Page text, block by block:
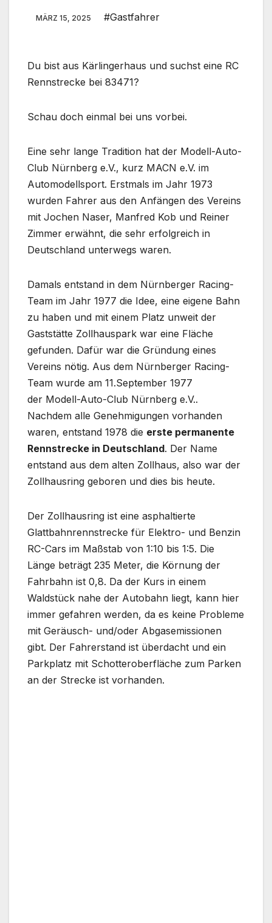
MÄRZ 15, 2025 #Gastfahrer
Du bist aus Kärlingerhaus und suchst eine RC
Rennstrecke bei 83471?
Schau doch einmal bei uns vorbei.
Eine sehr lange Tradition hat der Modell-Auto-
Club Nürnberg e.V., kurz MACN e.V. im
Automodellsport. Erstmals im Jahr 1973
wurden Fahrer aus den Anfängen des Vereins
mit Jochen Naser, Manfred Kob und Reiner
Zimmer erwähnt, die sehr erfolgreich in
Deutschland unterwegs waren.
Damals entstand in dem Nürnberger Racing-
Team im Jahr 1977 die Idee, eine eigene Bahn
zu haben und mit einem Platz unweit der
Gaststätte Zollhauspark war eine Fläche
gefunden. Dafür war die Gründung eines
Vereins nötig. Aus dem Nürnberger Racing-
Team wurde am 11.September 1977
der Modell-Auto-Club Nürnberg e.V..
Nachdem alle Genehmigungen vorhanden
waren, entstand 1978 die erste permanente
Rennstrecke in Deutschland. Der Name
entstand aus dem alten Zollhaus, also war der
Zollhausring geboren und dies bis heute.
Der Zollhausring ist eine asphaltierte
Glattbahnrennstrecke für Elektro- und Benzin
RC-Cars im Maßstab von 1:10 bis 1:5. Die
Länge beträgt 235 Meter, die Körnung der
Fahrbahn ist 0,8. Da der Kurs in einem
Waldstück nahe der Autobahn liegt, kann hier
immer gefahren werden, da es keine Probleme
mit Geräusch- und/oder Abgasemissionen
gibt. Der Fahrerstand ist überdacht und ein
Parkplatz mit Schotteroberfläche zum Parken
an der Strecke ist vorhanden.